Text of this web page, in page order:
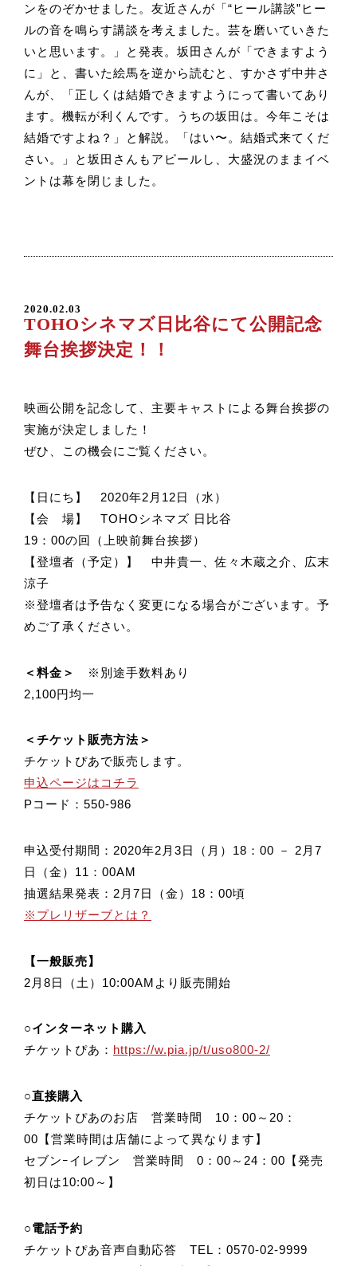
ンをのぞかせました。友近さんが「“ヒール講談”ヒー
ルの音を鳴らす講談を考えました。芸を磨いていきた
いと思います。」と発表。坂田さんが「できますよう
に」と、書いた絵馬を逆から読むと、すかさず中井さ
んが、「正しくは結婚できますようにって書いてあり
ます。機転が利くんです。うちの坂田は。今年こそは
結婚ですよね？」と解説。「はい〜。結婚式来てくだ
さい。」と坂田さんもアピールし、大盛況のままイベ
ントは幕を閉じました。
2020.02.03
TOHOシネマズ日比谷にて公開記念
舞台挨拶決定！！
映画公開を記念して、主要キャストによる舞台挨拶の
実施が決定しました！
ぜひ、この機会にご覧ください。
【日にち】 2020年2月12日（水）
【会 場】 TOHOシネマズ 日比谷
19：00の回（上映前舞台挨拶）
【登壇者（予定）】 中井貴一、佐々木蔵之介、広末
涼子
※登壇者は予告なく変更になる場合がございます。予
めご了承ください。
＜料金＞
※別途手数料あり
2,100円均一
＜チケット販売方法＞
チケットぴあで販売します。
申込ページはコチラ
Pコード：550-986
申込受付期間：2020年2月3日（月）18：00 － 2月7
日（金）11：00AM
抽選結果発表：2月7日（金）18：00頃
※プレリザーブとは？
【一般販売】
2月8日（土）10:00AMより販売開始
○インターネット購入
チケットぴあ： https://w.pia.jp/t/uso800-2/
○直接購入
チケットぴあのお店 営業時間 10：00～20：
00【営業時間は店舗によって異なります】
セブンｰイレブン 営業時間 0：00～24：00【発売
初日は10:00～】
○電話予約
チケットぴあ音声自動応答 TEL：0570-02-9999